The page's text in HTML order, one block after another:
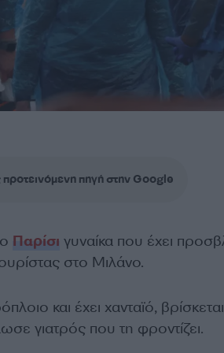
πηγή στην Google
Παρίσι γυναίκα που έχει
στο Μιλάνο.
και έχει χανταϊό, βρίσκεται
γιατρός που τη φροντίζει.